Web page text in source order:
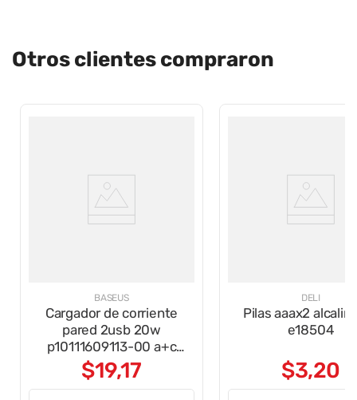
Otros clientes compraron
BASEUS
Cargador de corriente
pared 2usb 20w
p10111609113-00 a+c
negro
$19,17
DELI
Pilas aaax2
e18504
$3,20